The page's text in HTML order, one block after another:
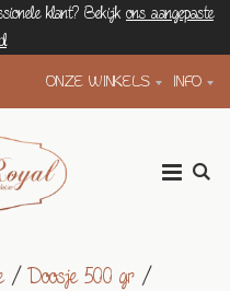
klant? Bekijk ons aangepaste
ONZE WINKELS INFO
/ Doosje 500 gr /